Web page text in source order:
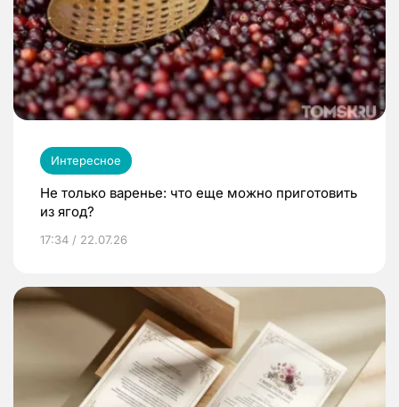
Интересное
Не только варенье: что еще можно приготовить
из ягод?
17:34 / 22.07.26